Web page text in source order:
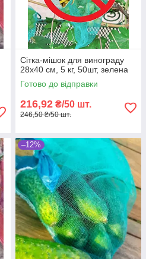
Сітка-мішок для винограду
28х40 см, 5 кг, 50шт, зелена
Готово до відправки
216,92 ₴/50 шт.
246,50 ₴/50 шт.
–12%